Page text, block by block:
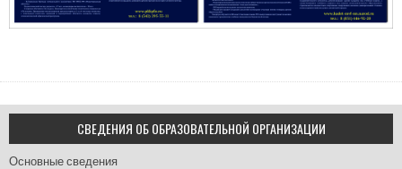
СВЕДЕНИЯ ОБ ОБРАЗОВАТЕЛЬНОЙ ОРГАНИЗАЦИИ
Основные сведения